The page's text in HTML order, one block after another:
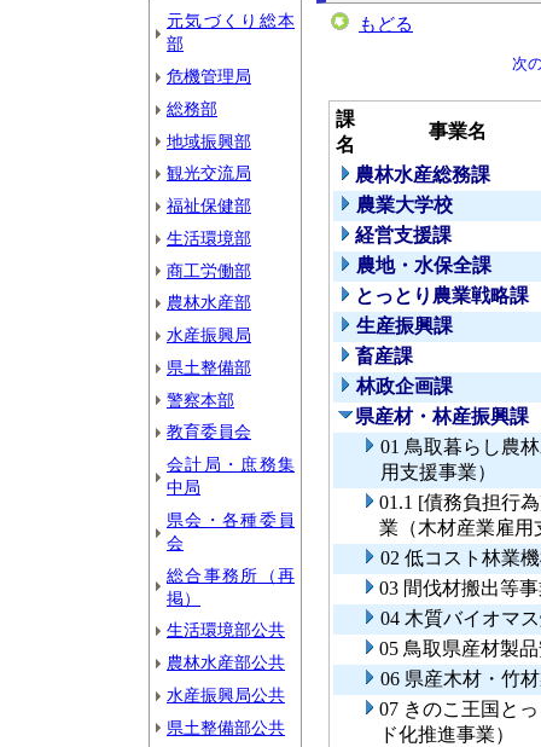
元気づくり総本
部
危機管理局
総務部
地域振興部
観光交流局
福祉保健部
生活環境部
商工労働部
農林水産部
水産振興局
県土整備部
警察本部
教育委員会
会計局・庶務集
中局
県会・各種委員
会
総合事務所（再
掲）
生活環境部公共
農林水産部公共
水産振興局公共
県土整備部公共
もどる
次
課
名
事業名
農林水産総務課
農業大学校
経営支援課
農地・水保全課
とっとり農業戦略課
生産振興課
畜産課
林政企画課
県産材・林産振興課
01 鳥取暮らし農
用支援事業）
01.1 [債務負担行
業（木材産業雇用
02 低コスト林業
03 間伐材搬出等
04 木質バイオマ
05 鳥取県産材製
06 県産木材・竹
07 きのこ王国と
ド化推進事業）